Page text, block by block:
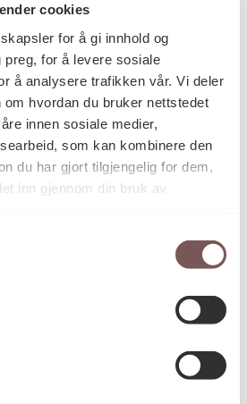
cookies
for å gi innhold og
preg, for å levere sosiale
å analysere trafikken vår. Vi deler
hvordan du bruker nettstedet
innen sosiale medier,
som kan kombinere den
du har gjort tilgjengelig for dem,
inn gjennom din bruk av